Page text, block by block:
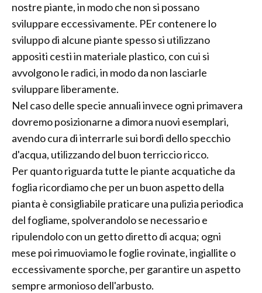
nostre piante, in modo che non si possano
sviluppare eccessivamente. PEr contenere lo
sviluppo di alcune piante spesso si utilizzano
appositi cesti in materiale plastico, con cui si
avvolgono le radici, in modo da non lasciarle
sviluppare liberamente.
Nel caso delle specie annuali invece ogni primavera
dovremo posizionarne a dimora nuovi esemplari,
avendo cura di interrarle sui bordi dello specchio
d'acqua, utilizzando del buon terriccio ricco.
Per quanto riguarda tutte le piante acquatiche da
foglia ricordiamo che per un buon aspetto della
pianta è consigliabile praticare una pulizia periodica
del fogliame, spolverandolo se necessario e
ripulendolo con un getto diretto di acqua; ogni
mese poi rimuoviamo le foglie rovinate, ingiallite o
eccessivamente sporche, per garantire un aspetto
sempre armonioso dell'arbusto.